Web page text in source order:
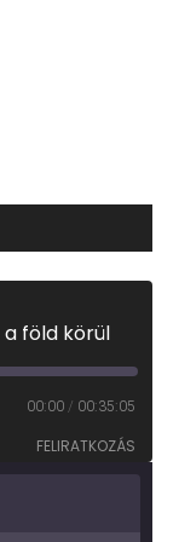
a föld körül
00:00 / 00:35:05
FELIRATKOZÁS